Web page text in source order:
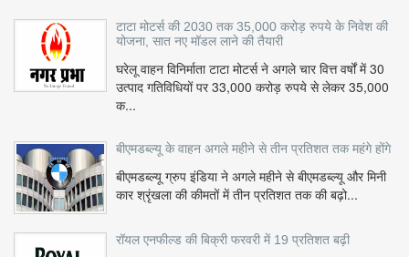
टाटा मोटर्स की 2030 तक 35,000 करोड़ रुपये के निवेश की
योजना, सात नए मॉडल लाने की तैयारी
घरेलू वाहन विनिर्माता टाटा मोटर्स ने अगले चार वित्त वर्षों में 30
उत्पाद गतिविधियों पर 33,000 करोड़ रुपये से लेकर 35,000
क...
बीएमडब्ल्यू के वाहन अगले महीने से तीन प्रतिशत तक महंगे होंगे
बीएमडब्ल्यू ग्रुप इंडिया ने अगले महीने से बीएमडब्ल्यू और मिनी
कार श्रृंखला की कीमतों में तीन प्रतिशत तक की बढ़ो...
रॉयल एनफील्ड की बिक्री फरवरी में 19 प्रतिशत बढ़ी